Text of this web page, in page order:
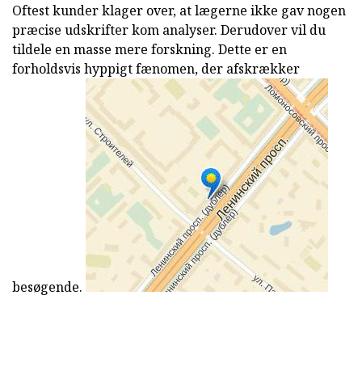
Oftest kunder klager over, at lægerne ikke gav nogen
præcise udskrifter kom analyser. Derudover vil du
tildele en masse mere forskning. Dette er en
forholdsvis hyppigt fænomen, der afskrækker
besøgende.